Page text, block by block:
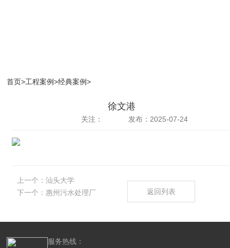
首页>工程案例>经典案例>
徐文港
关注： 发布：2025-07-24
上一个： 汕头大学
下一个： 惠州污水处理厂 返回列表
服务热线：